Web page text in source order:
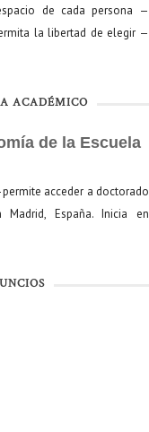
de cada persona —
la libertad de elegir —
ACADÉMICO
de la Escuela
acceder a doctorado
España. Inicia en